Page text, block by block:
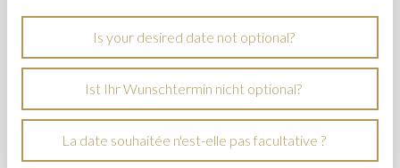
Is your desired date not optional?
Ist Ihr Wunschtermin nicht optional?
La date souhaitée n'est-elle pas facultative ?